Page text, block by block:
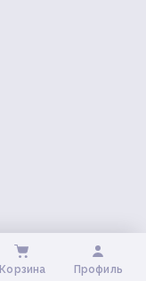
Корзина Профиль